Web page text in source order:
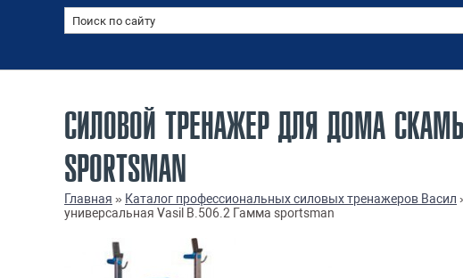
СИЛОВОЙ ТРЕНАЖЕР ДЛЯ ДОМА
SPORTSMAN
Главная » Каталог профессиональных силовых тренажеров Васил
универсальная Vasil В.506.2 Гамма sportsman